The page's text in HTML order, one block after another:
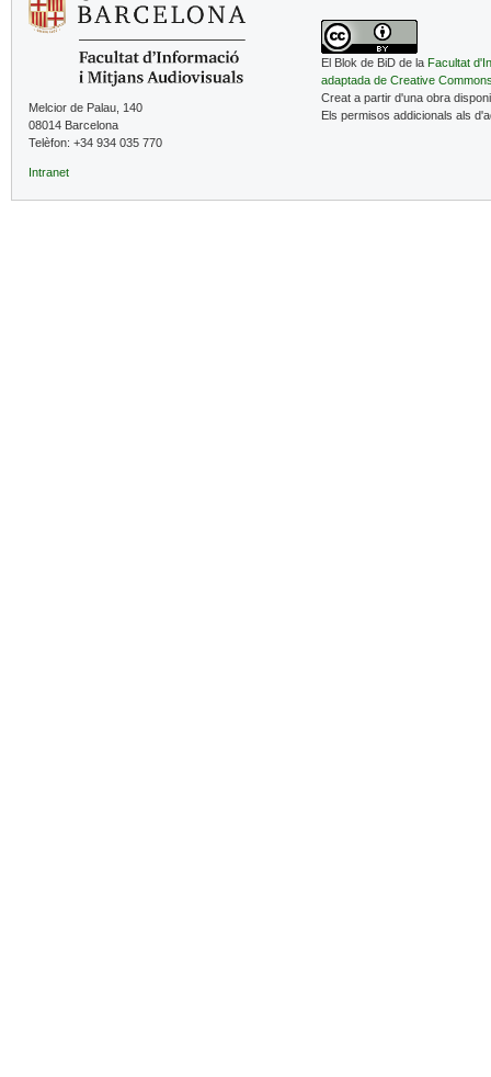
Melcior de Palau, 140
08014 Barcelona
Telèfon: +34 934 035 770
Intranet
El Blok de BiD de la Facultat
adaptada de Creative
Creat a partir d'una obra
Els permisos addicionals als